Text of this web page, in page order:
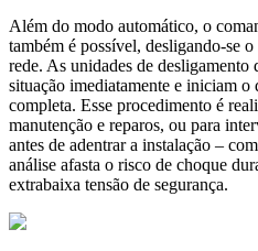
Além do modo automático, o
também é possível, desligando-se
rede. As unidades de desligamento
situação imediatamente e iniciam o
completa. Esse procedimento é
manutenção e reparos, ou para
antes de adentrar a instalação –
análise afasta o risco de choque
extrabaixa tensão de segurança.